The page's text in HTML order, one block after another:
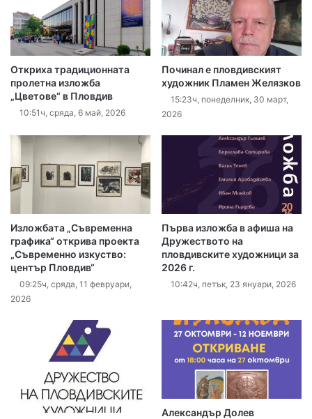
Откриха традиционната
пролетна изложба
„Цветове“ в Пловдив
10:51ч, сряда, 6 май, 2026
Починал е пловдивският
художник Пламен Желязков
15:23ч, понеделник, 30 март,
2026
Изложбата „Съвременна
графика“ открива проекта
„Съвременно изкуство:
център Пловдив“
09:25ч, сряда, 11 февруари,
2026
Първа изложба в афиша на
Дружеството на
пловдивските художници за
2026 г.
10:42ч, петък, 23 януари, 2026
Александър Долев